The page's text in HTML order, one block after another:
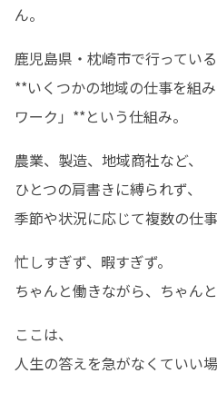
ん。
鹿児島県・枕崎市で行っている
**いくつかの地域の仕事を組
ワーク」**という仕組み。
農業、製造、地域商社など、
ひとつの肩書きに縛られず、
季節や状況に応じて複数の仕事
忙しすぎず、暇すぎず。
ちゃんと働きながら、ちゃん
ここは、
人生の答えを急がなくていい場